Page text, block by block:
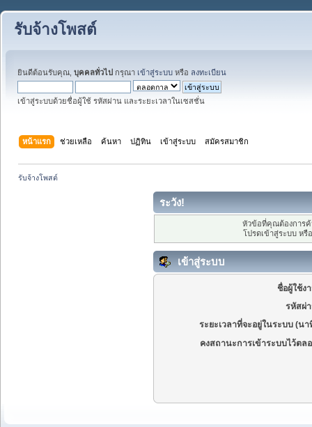
รับจ้างโพสต์
ยินดีต้อนรับคุณ, บุคคลทั่วไป กรุณา เข้าสู่ระบบ หรือ ลงทะเบียน
เข้าสู่ระบบด้วยชื่อผู้ใช้ รหัสผ่าน และระยะเวลาในเซสชั่น
หน้าแรก ช่วยเหลือ ค้นหา ปฏิทิน เข้าสู่ระบบ สมัครสมาชิก
รับจ้างโพสต์
ระวัง!
หัวข้อที่คุณต้องการ
โปรดเข้าสู่ระบบ หรื
เข้าสู่ระบบ
ชื่อผู้ใช้ง
รหัสผ่
ระยะเวลาที่จะอยู่ในระบบ (นา
คงสถานะการเข้าระบบไว้ตล